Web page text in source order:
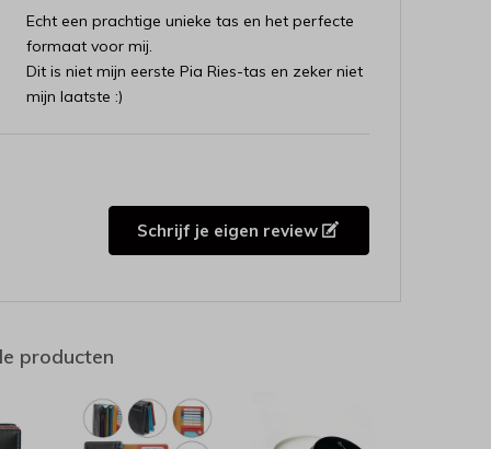
Echt een prachtige unieke tas en het perfecte
formaat voor mij.
Dit is niet mijn eerste Pia Ries-tas en zeker niet
mijn laatste :)
Schrijf je eigen review
producten